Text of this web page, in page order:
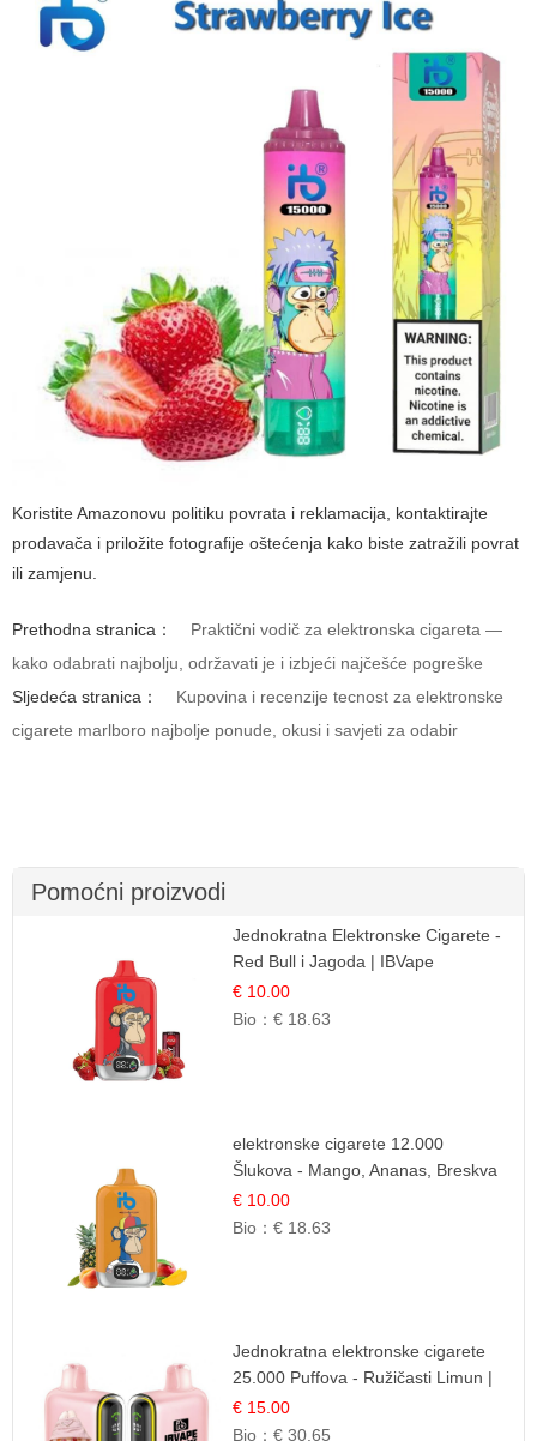
Koristite Amazonovu politiku povrata i reklamacija, kontaktirajte
prodavača i priložite fotografije oštećenja kako biste zatražili povrat
ili zamjenu.
Prethodna stranica：
Praktični vodič za elektronska cigareta —
kako odabrati najbolju, održavati je i izbjeći najčešće pogreške
Sljedeća stranica：
Kupovina i recenzije tecnost za elektronske
cigarete marlboro najbolje ponude, okusi i savjeti za odabir
Pomoćni proizvodi
Jednokratna Elektronske Cigarete -
Red Bull i Jagoda | IBVape
€ 10.00
Bio：€ 18.63
elektronske cigarete 12.000
Šlukova - Mango, Ananas, Breskva
| Tropska Voćna Mješavina
€ 10.00
Bio：€ 18.63
Jednokratna elektronske cigarete
25.000 Puffova - Ružičasti Limun |
Osježavajuća Citrusna Aroma
€ 15.00
Bio：€ 30.65